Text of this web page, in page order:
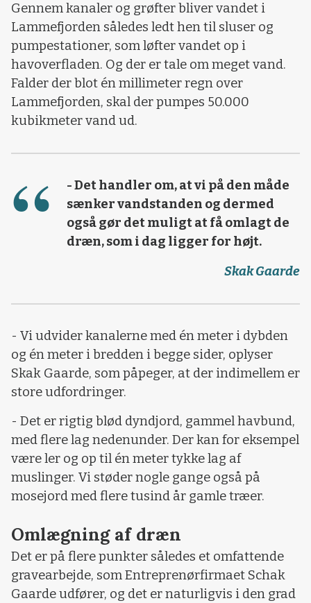
Gennem kanaler og grøfter bliver vandet i
Lammefjorden således ledt hen til sluser og
pumpestationer, som løfter vandet op i
havoverfladen. Og der er tale om meget vand.
Falder der blot én millimeter regn over
Lammefjorden, skal der pumpes 50.000
kubikmeter vand ud.
- Det handler om, at vi på den måde
sænker vandstanden og dermed
også gør det muligt at få omlagt de
dræn, som i dag ligger for højt.
Skak Gaarde
- Vi udvider kanalerne med én meter i dybden
og én meter i bredden i begge sider, oplyser
Skak Gaarde, som påpeger, at der indimellem er
store udfordringer.
- Det er rigtig blød dyndjord, gammel havbund,
med flere lag nedenunder. Der kan for eksempel
være ler og op til én meter tykke lag af
muslinger. Vi støder nogle gange også på
mosejord med flere tusind år gamle træer.
Omlægning af dræn
Det er på flere punkter således et omfattende
gravearbejde, som Entreprenørfirmaet Schak
Gaarde udfører, og det er naturligvis i den grad